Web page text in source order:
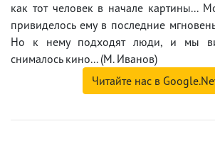
как тот человек в начале картины...
привиделось ему в последние
Но к нему подходят люди, и мы
снималось кино... (М. Иванов)
Читайте нас в